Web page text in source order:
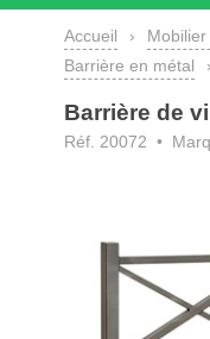
Accueil ›
Barrière en métal
›
Barrière de
Réf. 20072 •